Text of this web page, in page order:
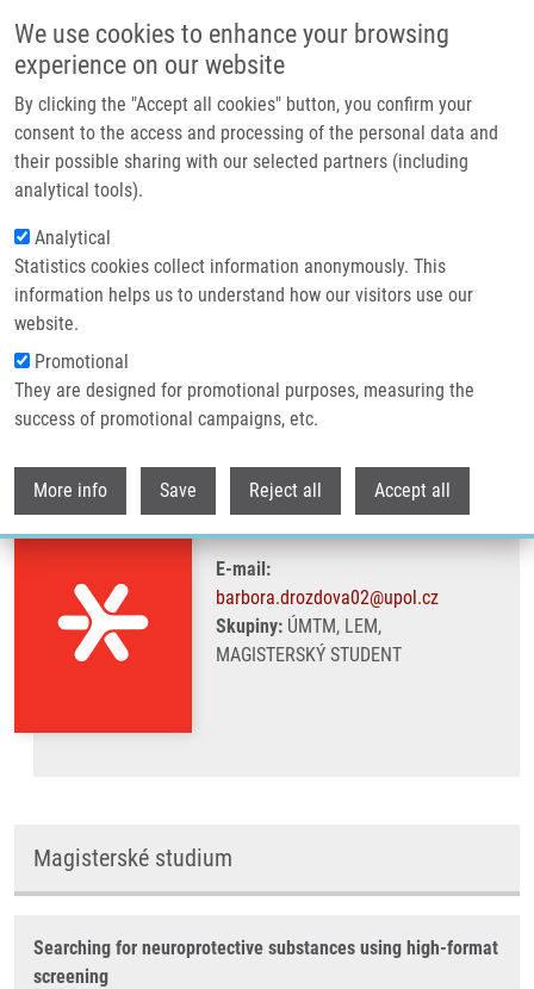
We use cookies to enhance your browsing
experience on our website
By clicking the "Accept all cookies" button, you confirm your
consent to the access and processing of the personal data and
their possible sharing with our selected partners (including
analytical tools).
Analytical
Statistics cookies collect information anonymously. This
information helps us to understand how our visitors use our
website.
Promotional
They are designed for promotional purposes, measuring the
success of promotional campaigns, etc.
More info Save Reject all Accept all
Header image
Drobečková navigace
Domů Drozdová Barbora
Drozdová Barbora
E-mail:
barbora.drozdova02@upol.cz
Skupiny:ÚMTM, LEM,
MAGISTERSKÝ STUDENT
Magisterské studium
Searching for neuroprotective substances using high-format
screening